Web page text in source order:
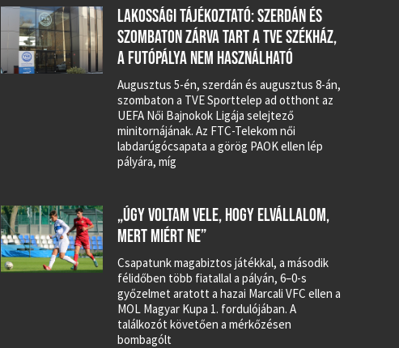
LAKOSSÁGI TÁJÉKOZTATÓ: SZERDÁN ÉS
SZOMBATON ZÁRVA TART A TVE SZÉKHÁZ,
A FUTÓPÁLYA NEM HASZNÁLHATÓ
Augusztus 5-én, szerdán és augusztus 8-án,
szombaton a TVE Sporttelep ad otthont az
UEFA Női Bajnokok Ligája selejtező
minitornájának. Az FTC-Telekom női
labdarúgócsapata a görög PAOK ellen lép
pályára, míg
„ÚGY VOLTAM VELE, HOGY ELVÁLLALOM,
MERT MIÉRT NE”
Csapatunk magabiztos játékkal, a második
félidőben több fiatallal a pályán, 6–0-s
győzelmet aratott a hazai Marcali VFC ellen a
MOL Magyar Kupa 1. fordulójában. A
találkozót követően a mérkőzésen
bombagólt